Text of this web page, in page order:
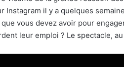
Instagram il y a quelques
vous devez avoir pour
leur emploi ? Le spectacle,